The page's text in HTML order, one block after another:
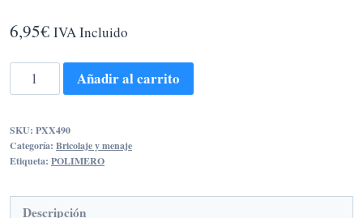
6,95€ IVA Incluido
CARTUCHO
ADHESIVO
MS
BLANCO
TACK
Añadir al carrito
SKU: PXX490
Categoría: Bricolaje y menaje
Etiqueta: POLIMERO
Descripción